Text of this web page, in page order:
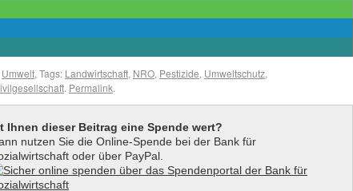
Umwelt, Tags: Landwirtschaft, NRO, Pestizide, Umweltschutz,
. Permalink.
Ihnen dieser Beitrag eine Spende wert?
nutzen Sie die Online-Spende bei der Bank für
oder über PayPal.